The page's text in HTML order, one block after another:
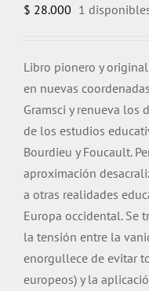
$ 28.000 1
Libro pionero y
en nuevas
Gramsci y renueva los
de los estudios
Bourdieu y Foucault.
aproximación
a otras realidades
Europa occidental. Se
la tensión entre la
enorgullece de evitar
europeos) y la